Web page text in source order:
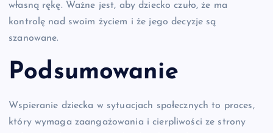
własną rękę. Ważne jest, aby dziecko czuło, że ma
kontrolę nad swoim życiem i że jego decyzje są
szanowane.
Podsumowanie
Wspieranie dziecka w sytuacjach społecznych to proces,
który wymaga zaangażowania i cierpliwości ze strony